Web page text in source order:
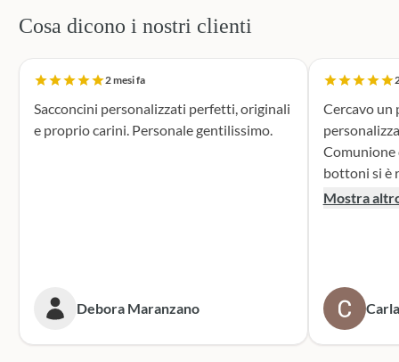
Cosa dicono i nostri clienti
2 mesi fa
Sacconcini personalizzati perfetti, originali
e proprio carini. Personale gentilissimo.
Debora Maranzano
Cercavo
Comunione di
bottoni si è
supporto
prossime
bottoni!
Mostra